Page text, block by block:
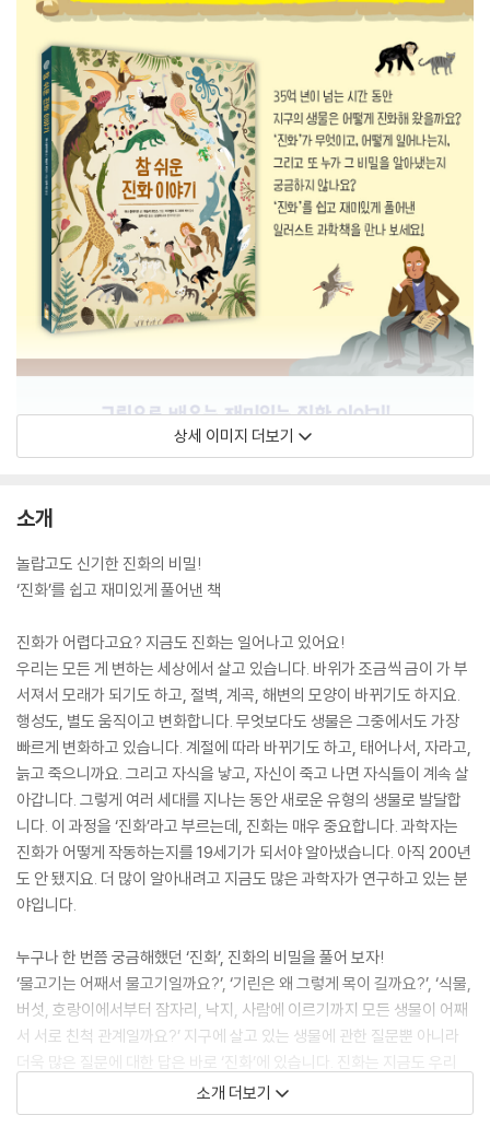
상세 이미지 더보기
소개
놀랍고도 신기한 진화의 비밀!
‘진화’를 쉽고 재미있게 풀어낸 책
진화가 어렵다고요? 지금도 진화는 일어나고 있어요!
우리는 모든 게 변하는 세상에서 살고 있습니다. 바위가 조금씩 금이 가 부
서져서 모래가 되기도 하고, 절벽, 계곡, 해변의 모양이 바뀌기도 하지요.
행성도, 별도 움직이고 변화합니다. 무엇보다도 생물은 그중에서도 가장
빠르게 변화하고 있습니다. 계절에 따라 바뀌기도 하고, 태어나서, 자라고,
늙고 죽으니까요. 그리고 자식을 낳고, 자신이 죽고 나면 자식들이 계속 살
아갑니다. 그렇게 여러 세대를 지나는 동안 새로운 유형의 생물로 발달합
니다. 이 과정을 ‘진화’라고 부르는데, 진화는 매우 중요합니다. 과학자는
진화가 어떻게 작동하는지를 19세기가 되서야 알아냈습니다. 아직 200년
도 안 됐지요. 더 많이 알아내려고 지금도 많은 과학자가 연구하고 있는 분
야입니다.
누구나 한 번쯤 궁금해했던 ‘진화’, 진화의 비밀을 풀어 보자!
‘물고기는 어째서 물고기일까요?’, ‘기린은 왜 그렇게 목이 길까요?’, ‘식물,
버섯, 호랑이에서부터 잠자리, 낙지, 사람에 이르기까지 모든 생물이 어째
서 서로 친척 관계일까요?’ 지구에 살고 있는 생물에 관한 질문뿐 아니라
더욱 많은 질문에 대한 답은 바로 ‘진화’에 있습니다. 진화는 지금도 우리
가까이에서 일어나고 있는 놀라운 작용입니다.
《참 쉬운 진화 이야기》에서 진화가 무엇인지, 어떻게 작동하는지, 그 비밀
소개 더보기